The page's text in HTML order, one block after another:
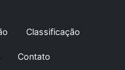
Classificação
Contato